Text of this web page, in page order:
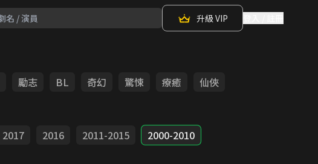
升級 VIP
勵志 BL 奇幻 驚悚 療癒
仙俠
2017 2016 2011-2015
2000-2010